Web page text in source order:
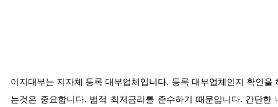
이지대부는 지자체 등록 대부업체입니다. 등록 대부업체인지 확인을
는것은 중요합니다. 법적 최저금리를 준수하기 때문입니다. 간단한